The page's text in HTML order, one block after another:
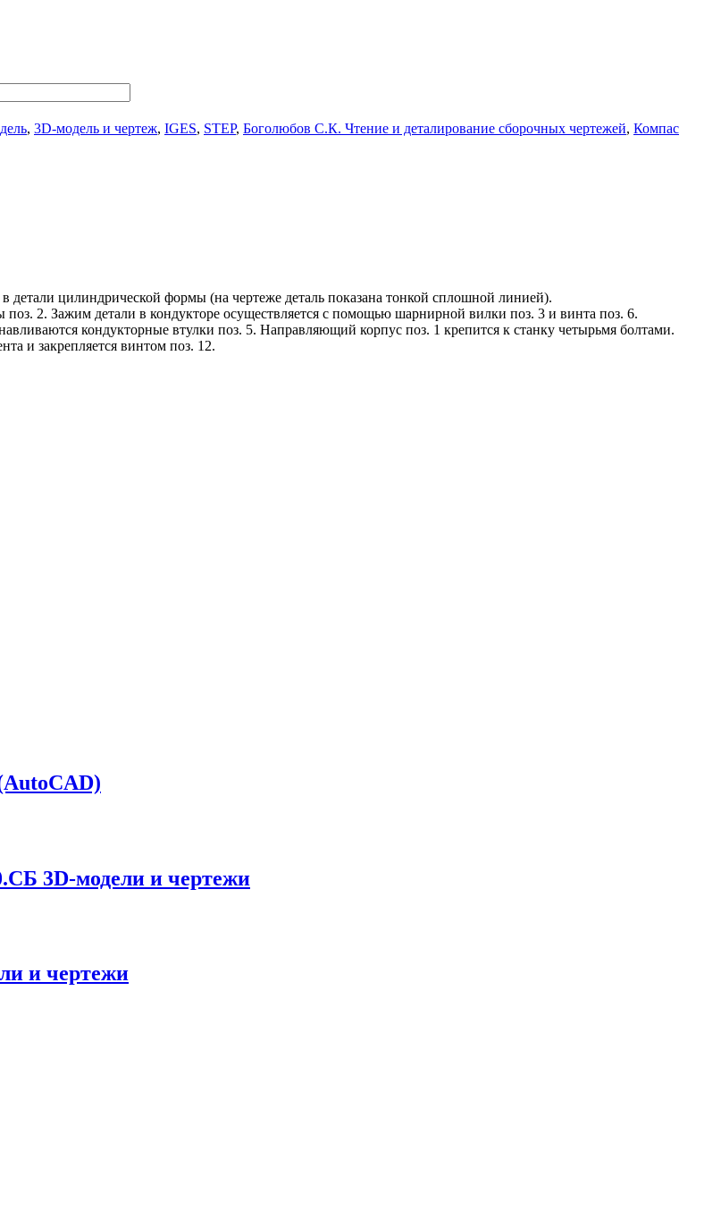
, 3D-модель и чертеж, IGES, STEP, Боголюбов С.К. Чтение и деталирование сборочных чертежей, Компас
детали цилиндрической формы (на чертеже деталь показана тонкой сплошной линией).
поз. 2. Зажим детали в кондукторе осуществляется с помощью шарнирной вилки поз. 3 и винта поз. 6.
кондукторные втулки поз. 5. Направляющий корпус поз. 1 крепится к станку четырьмя болтами.
и закрепляется винтом поз. 12.
3D-модели и чертежи
и чертежи